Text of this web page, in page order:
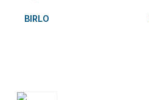
BIRLO